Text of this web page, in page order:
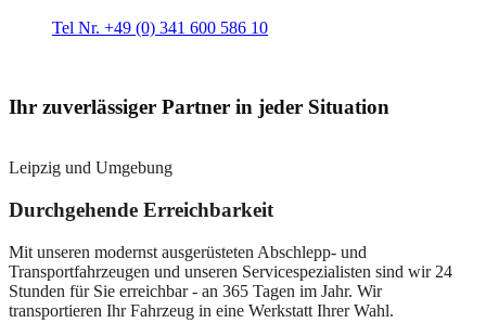
Tel Nr. +49 (0) 341 600 586 10
Ihr zuverlässiger Partner in jeder Situation
Leipzig und Umgebung
Durchgehende Erreichbarkeit
Mit unseren modernst ausgerüsteten Abschlepp- und
Transportfahrzeugen und unseren Servicespezialisten sind wir 24
Stunden für Sie erreichbar - an 365 Tagen im Jahr. Wir
transportieren Ihr Fahrzeug in eine Werkstatt Ihrer Wahl.